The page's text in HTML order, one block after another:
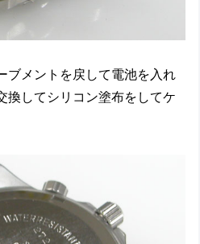
ブメントを戻して電池を入れ
換してシリコン塗布をしてケ